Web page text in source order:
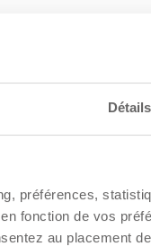
Détails
préférences,
fonction de vos
au placement
NOS